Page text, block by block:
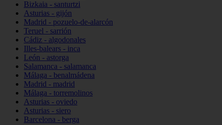
Bizkaia - santurtzi
Asturias - gijón
Madrid - pozuelo-de-alarcón
Teruel - sarrión
Cádiz - algodonales
Illes-balears - inca
León - astorga
Salamanca - salamanca
Málaga - benalmádena
Madrid - madrid
Málaga - torremolinos
Asturias - oviedo
Asturias - siero
Barcelona - berga